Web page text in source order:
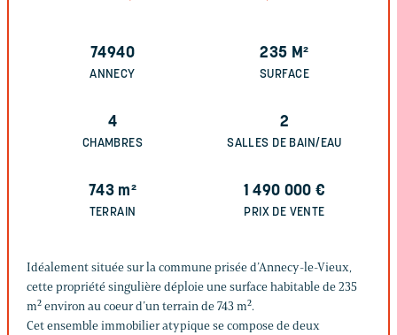
74940
ANNECY
235 M²
SURFACE
4
CHAMBRES
2
SALLES DE BAIN/EAU
743 m²
TERRAIN
1 490 000€
PRIX DE VENTE
Idéalement située sur la commune prisée d’Annecy-le-Vieux,
cette propriété singulière déploie une surface habitable de 235
m² environ au coeur d’un terrain de 743 m².
Cet ensemble immobilier atypique se compose de deux